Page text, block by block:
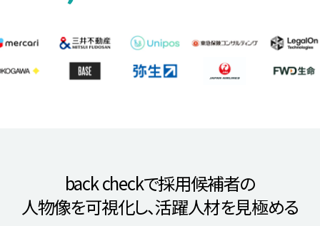
back checkで採用候補者の
人物像を可視化し、活躍人材を見極める